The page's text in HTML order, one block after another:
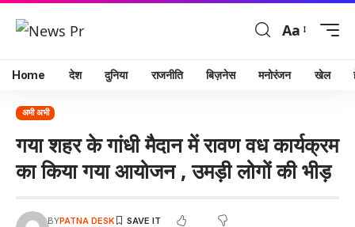
Aa
Home देश दुनिया राजनीति बिज़नेस मनोरंजन खेल
अभी अभी
गया शहर के गांधी मैदान में रावण वध कार्यक्रम
का किया गया आयोजन , उमड़ी लोगों की भीड़
BYPATNA DESK